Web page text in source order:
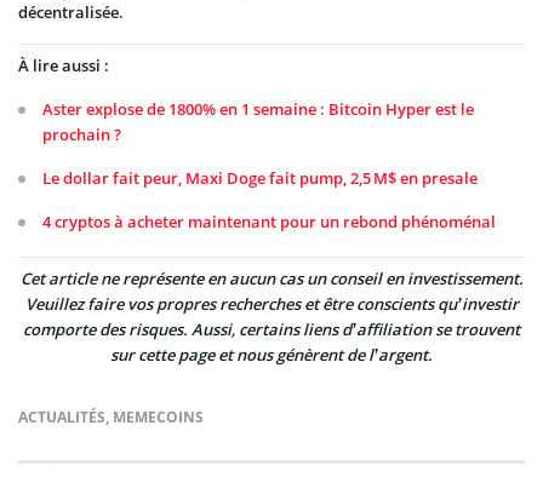
décentralisée.
À lire aussi :
Aster explose de 1800% en 1 semaine : Bitcoin Hyper est le
prochain ?
Le dollar fait peur, Maxi Doge fait pump, 2,5 M$ en presale
4 cryptos à acheter maintenant pour un rebond phénoménal
Cet article ne représente en aucun cas un conseil en investissement.
Veuillez faire vos propres recherches et être conscients qu’investir
comporte des risques. Aussi, certains liens d’affiliation se trouvent
sur cette page et nous génèrent de l’argent.
ACTUALITÉS, MEMECOINS